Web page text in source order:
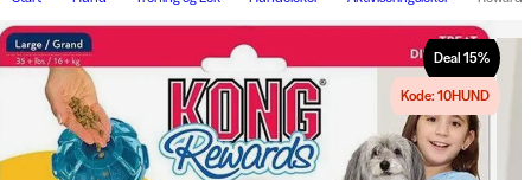
Deal 15%
Kode: 10HUND